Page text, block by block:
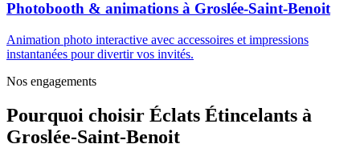
Photobooth & animations à Groslée-Saint-Benoit
Animation photo interactive avec accessoires et impressions
instantanées pour divertir vos invités.
Nos engagements
Pourquoi choisir Éclats Étincelants à
Groslée-Saint-Benoit